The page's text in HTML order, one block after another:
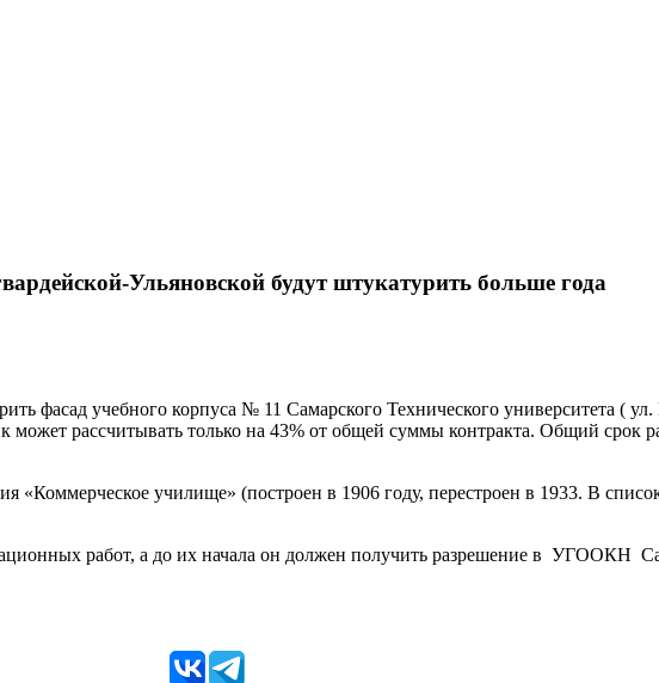
Ульяновской будут штукатурить больше года
фасад учебного корпуса № 11 Самарского Технического университета (
может рассчитывать только на 43% от общей суммы контракта. Общий срок
«Коммерческое училище» (построен в 1906 году, перестроен в 1933. В
работ, а до их начала он должен получить разрешение в УГООКН